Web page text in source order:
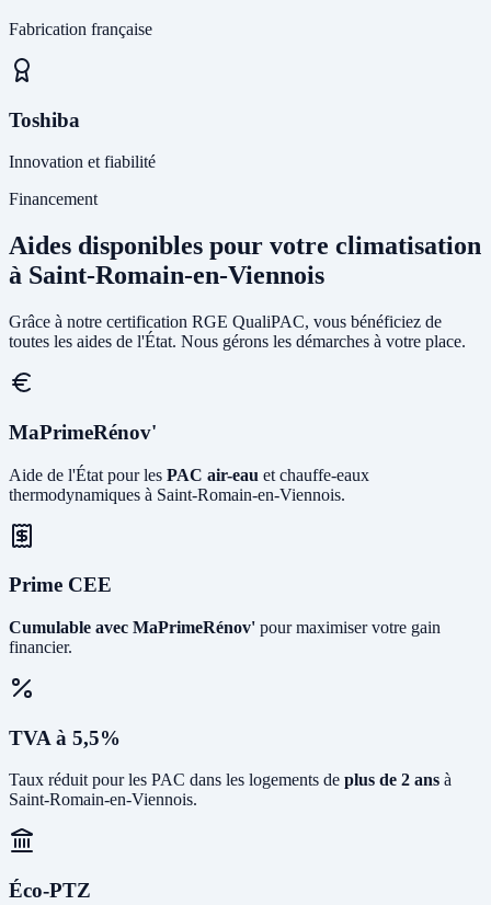
Fabrication française
Toshiba
Innovation et fiabilité
Financement
Aides disponibles pour votre climatisation
à Saint-Romain-en-Viennois
Grâce à notre certification RGE QualiPAC, vous bénéficiez de
toutes les aides de l'État. Nous gérons les démarches à votre place.
MaPrimeRénov'
Aide de l'État pour les PAC air-eau et chauffe-eaux
thermodynamiques à Saint-Romain-en-Viennois.
Prime CEE
Cumulable avec MaPrimeRénov' pour maximiser votre gain
financier.
TVA à 5,5%
Taux réduit pour les PAC dans les logements de plus de 2 ans à
Saint-Romain-en-Viennois.
Éco-PTZ